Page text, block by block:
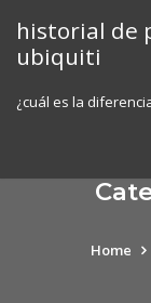
content
historial de
ubiquiti
¿cuál es la
Home